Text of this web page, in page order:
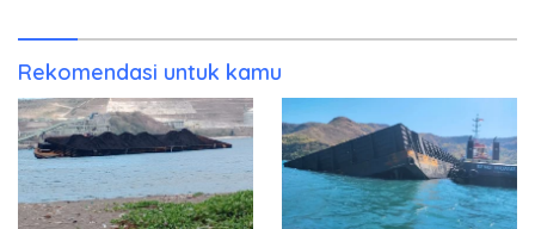
Rekomendasi untuk kamu